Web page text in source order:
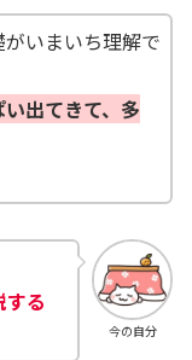
いまいち理解で
出てきて、多
今の自分
る